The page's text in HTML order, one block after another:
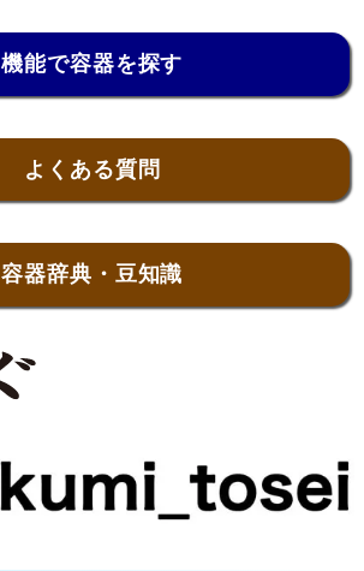
機能で容器を探す
よくある質問
容器辞典・豆知識